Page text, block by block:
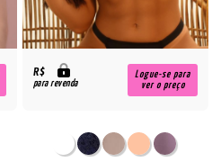
R$
para revenda
Logue-se para
ver o preço